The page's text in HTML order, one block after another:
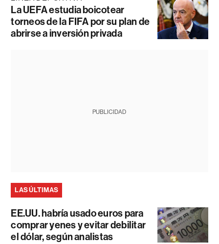
La UEFA estudia boicotear
torneos de la FIFA por su plan de
abrirse a inversión privada
PUBLICIDAD
LAS ÚLTIMAS
EE.UU. habría usado euros para
comprar yenes y evitar debilitar
el dólar, según analistas